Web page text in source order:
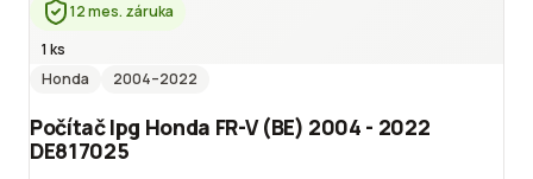
12 mes. záruka
1 ks
Honda
2004–2022
Počítač lpg Honda FR-V (BE) 2004 - 2022
DE817025